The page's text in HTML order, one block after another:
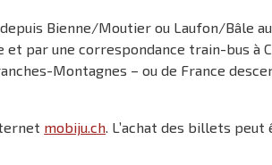
Bienne/Moutier ou Laufon/Bâle
et par une correspondance train-bus à
Montagnes – ou de France
mobiju.ch. L’achat des billets